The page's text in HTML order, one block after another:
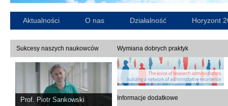
Aktualności O nas Działalność Horyzont
Sukcesy naszych naukowców
Prof. Piotr Sankowski
Wymiana dobrych praktyk
Informacje dodatkowe